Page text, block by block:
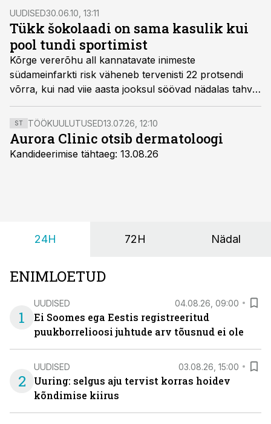
UUDISED30.06.10, 13:11
Tükk šokolaadi on sama kasulik kui
pool tundi sportimist
Kõrge vererõhu all kannatavate inimeste
südameinfarkti risk väheneb tervenisti 22 protsendi
võrra, kui nad viie aasta jooksul söövad nädalas tahvli
šokolaadi.
ST TÖÖKUULUTUSED13.07.26, 12:10
Aurora Clinic otsib dermatoloogi
Kandideerimise tähtaeg: 13.08.26
24H 72H Nädal
ENIMLOETUD
1
UUDISED 04.08.26, 09:00
Ei Soomes ega Eestis registreeritud
puukborrelioosi juhtude arv tõusnud ei ole
2
UUDISED 03.08.26, 15:00
Uuring: selgus aju tervist korras hoidev
kõndimise kiirus